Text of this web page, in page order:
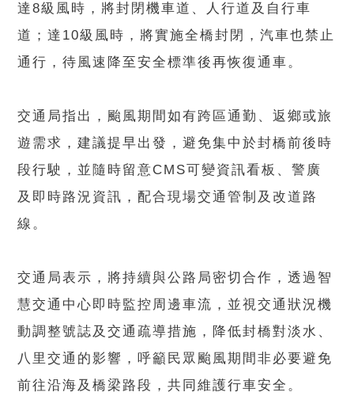
達8級風時，將封閉機車道、人行道及自行車
道；達10級風時，將實施全橋封閉，汽車也禁止
通行，待風速降至安全標準後再恢復通車。
交通局指出，颱風期間如有跨區通勤、返鄉或旅
遊需求，建議提早出發，避免集中於封橋前後時
段行駛，並隨時留意CMS可變資訊看板、警廣
及即時路況資訊，配合現場交通管制及改道路
線。
交通局表示，將持續與公路局密切合作，透過智
慧交通中心即時監控周邊車流，並視交通狀況機
動調整號誌及交通疏導措施，降低封橋對淡水、
八里交通的影響，呼籲民眾颱風期間非必要避免
前往沿海及橋梁路段，共同維護行車安全。